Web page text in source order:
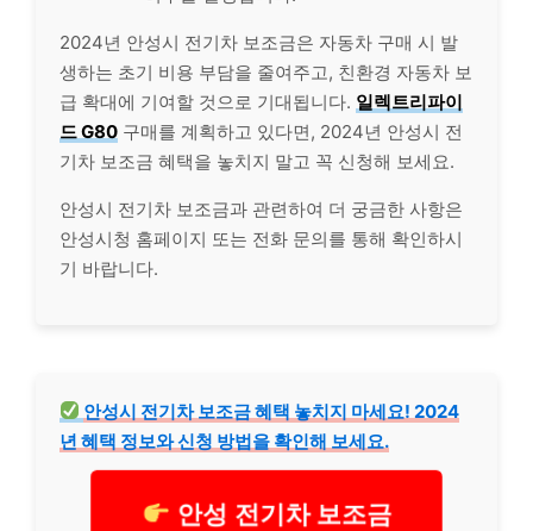
2024년 안성시 전기차 보조금은 자동차 구매 시 발
생하는 초기 비용 부담을 줄여주고, 친환경 자동차 보
급 확대에 기여할 것으로 기대됩니다. 일렉트리파이
드 G80 구매를 계획하고 있다면, 2024년 안성시 전
기차 보조금 혜택을 놓치지 말고 꼭 신청해 보세요.
안성시 전기차 보조금과 관련하여 더 궁금한 사항은
안성시청 홈페이지 또는 전화 문의를 통해 확인하시
기 바랍니다.
안성시 전기차 보조금 혜택 놓치지 마세요! 2024
년 혜택 정보와 신청 방법을 확인해 보세요.
안성 전기차 보조금